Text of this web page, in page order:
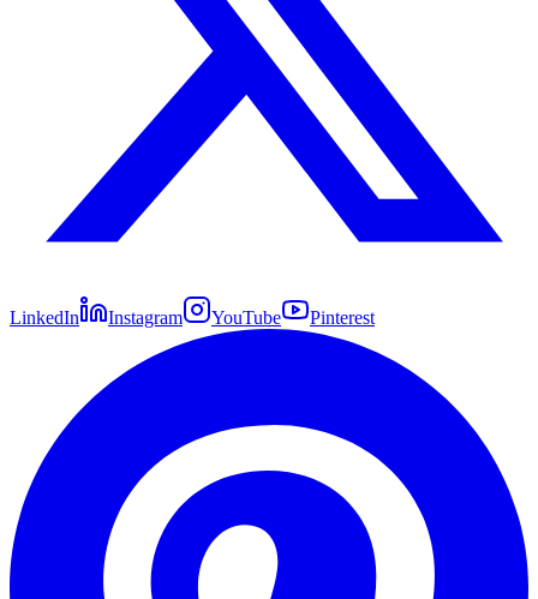
LinkedIn Instagram YouTube Pinterest